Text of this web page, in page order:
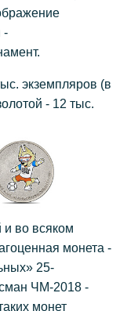
-
экземпляров (в
- 12 тыс.
во всяком
монета -
25-
ЧМ-2018 -
монет